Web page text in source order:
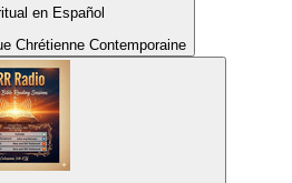
en Español
Chrétienne Contemporaine